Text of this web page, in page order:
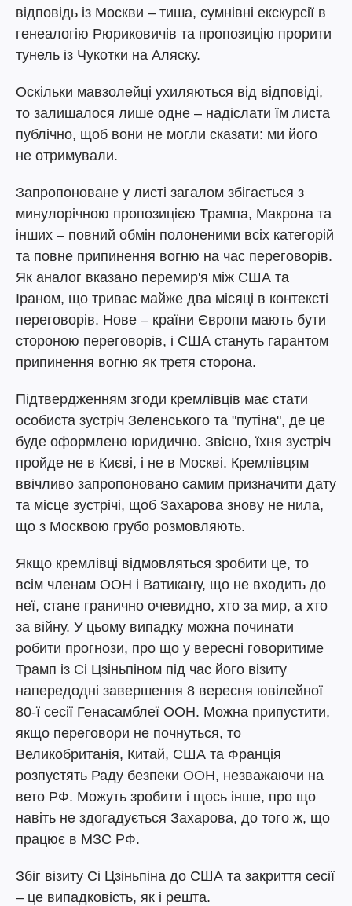
відповідь із Москви – тиша, сумнівні екскурсії в
генеалогію Рюриковичів та пропозицію прорити
тунель із Чукотки на Аляску.
Оскільки мавзолейці ухиляються від відповіді,
то залишалося лише одне – надіслати їм листа
публічно, щоб вони не могли сказати: ми його
не отримували.
Запропоноване у листі загалом збігається з
минулорічною пропозицією Трампа, Макрона та
інших – повний обмін полоненими всіх категорій
та повне припинення вогню на час переговорів.
Як аналог вказано перемир'я між США та
Іраном, що триває майже два місяці в контексті
переговорів. Нове – країни Європи мають бути
стороною переговорів, і США стануть гарантом
припинення вогню як третя сторона.
Підтвердженням згоди кремлівців має стати
особиста зустріч Зеленського та "путіна", де це
буде оформлено юридично. Звісно, їхня зустріч
пройде не в Києві, і не в Москві. Кремлівцям
ввічливо запропоновано самим призначити дату
та місце зустрічі, щоб Захарова знову не нила,
що з Москвою грубо розмовляють.
Якщо кремлівці відмовляться зробити це, то
всім членам ООН і Ватикану, що не входить до
неї, стане гранично очевидно, хто за мир, а хто
за війну. У цьому випадку можна починати
робити прогнози, про що у вересні говоритиме
Трамп із Сі Цзіньпіном під час його візиту
напередодні завершення 8 вересня ювілейної
80-ї сесії Генасамблеї ООН. Можна припустити,
якщо переговори не почнуться, то
Великобританія, Китай, США та Франція
розпустять Раду безпеки ООН, незважаючи на
вето РФ. Можуть зробити і щось інше, про що
навіть не здогадується Захарова, до того ж, що
працює в МЗС РФ.
Збіг візиту Сі Цзіньпіна до США та закриття сесії
– це випадковість, як і решта.